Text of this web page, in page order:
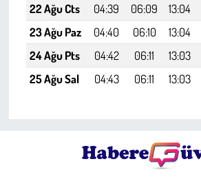
22 Ağu Cts
04:39 06:09 13:04
23 Ağu Paz
04:40 06:10 13:04
24 Ağu Pts
04:42 06:11 13:03
25 Ağu Sal
04:43 06:11 13:03